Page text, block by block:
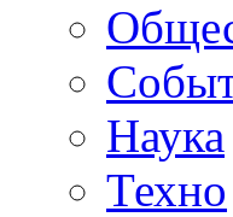
Наука
Техно